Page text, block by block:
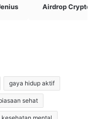
Airdrop Crypto
gaya hidup aktif
sehat